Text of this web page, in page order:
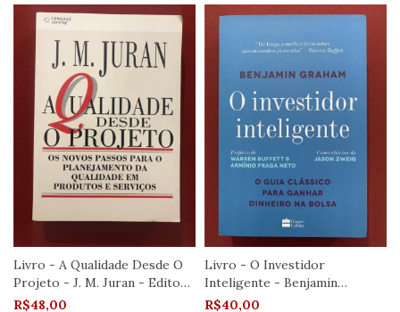
Livro - A Qualidade Desde O
Projeto - J. M. Juran - Editora
Cengage - Seminovo
R$48,00
Livro - O Investidor
Inteligente - Benjamin
Graham - Editora Harper
R$40,00